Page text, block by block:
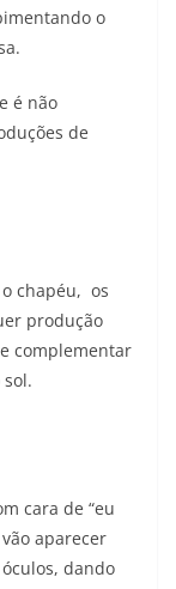
o
é não
de
chapéu, os
produção
complementar
cara de “eu
aparecer
dando